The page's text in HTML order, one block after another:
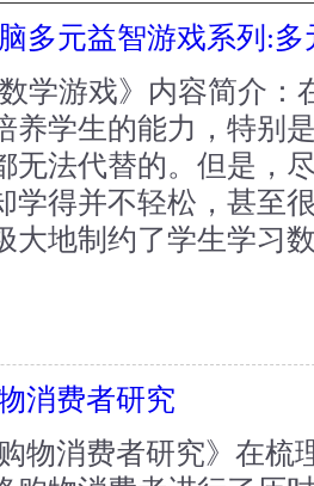
多元益智游戏系列:
数学游戏》内容简介
养学生的能力，特别
无法代替的。但是，
学得并不轻松，甚至
大地制约了学生学习
消费者研究
物消费者研究》在